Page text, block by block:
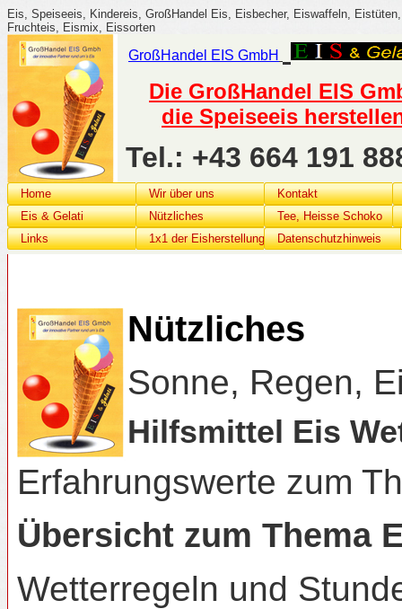
Eis, Speiseeis, Kindereis, GroßHandel Eis, Eisbecher, Eiswaffeln,
Fruchteis, Eismix, Eissorten
GroßHandel EIS GmbH
Die GroßHandel EIS
die Speiseeis
Tel.: +43 664 191
Home Wir über uns
Kontakt
Eis & Gelati
Nützliches
Tee, Heisse Schoko
Links
1x1 der Eisherstellung Datenschutzhinweis
Nützliches
Sonne, Regen,
Hilfsmittel Eis
Erfahrungswerte zum
Übersicht zum Thema
Wetterregeln und